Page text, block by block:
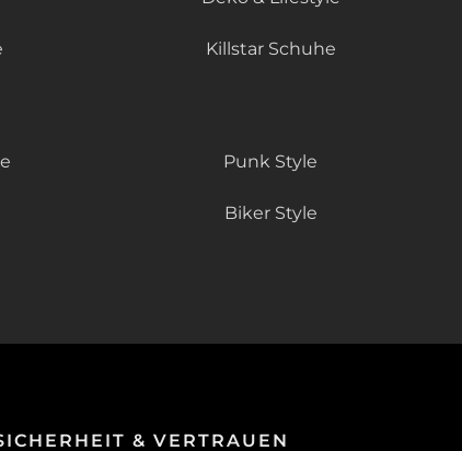
Killstar Schuhe
Punk Style
Biker Style
& VERTRAUEN